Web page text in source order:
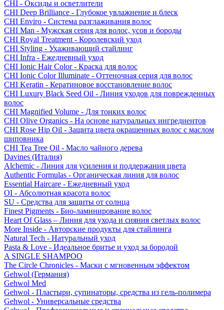
CHI - Оксиды и осветлители
CHI Deep Brilliance - Глубокое увлажнение и блеск
CHI Enviro - Система разглаживания волос
CHI Man - Мужская серия для волос, усов и бороды
CHI Royal Treatment - Королевский уход
CHI Styling - Ухаживающий стайлинг
CHI Infra - Ежедневный уход
CHI Ionic Hair Color - Краска для волос
CHI Ionic Color Illuminate - Оттеночная серия для волос
CHI Keratin - Кератиновое восстановление волос
CHI Luxury Black Seed Oil - Линия уходов для поврежденных
волос
CHI Magnified Volume - Для тонких волос
CHI Olive Organics - На основе натуральных ингредиентов
CHI Rose Hip Oil - Защита цвета окрашенных волос с маслом
шиповника
CHI Tea Tree Oil - Масло чайного дерева
Davines (Италия)
Alchemic - Линия для усиления и поддержания цвета
Authentic Formulas - Органическая линия для волос
Essential Haircare - Eжедневный уход
OI - Абсолютная красота волос
SU - Средства для защиты от солнца
Finest Pigments - Био-ламинирование волос
Heart Of Glass – Линия для ухода и сияния светлых волос
More Inside - Авторские продукты для стайлинга
Natural Tech - Натуральный уход
Pasta & Love - Идеальное бритье и уход за бородой
A SINGLE SHAMPOO
The Circle Chronicles - Маски с мгновенным эффектом
Gehwol (Германия)
Gehwol Med
Gehwol - Пластыри, супинаторы, средства из гель-полимера
Gehwol - Универсальные средства